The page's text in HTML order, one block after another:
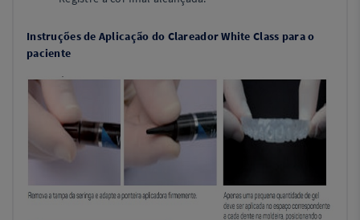
Instruções de Aplicação do Clareador White Class para o
paciente